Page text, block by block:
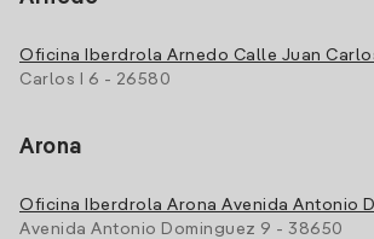
Oficina Iberdrola Arnedo Calle Juan
Carlos I 6 - 26580
Arona
Oficina Iberdrola Arona Avenida Antonio
Avenida Antonio Dominguez 9 - 38650